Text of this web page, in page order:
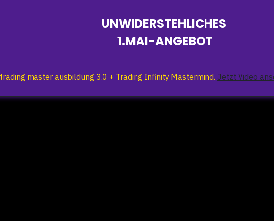
UNWIDERSTEHLICHES
1.MAI-ANGEBOT
trading master ausbildung 3.0 + Trading Infinity Mastermind. Jetzt Video